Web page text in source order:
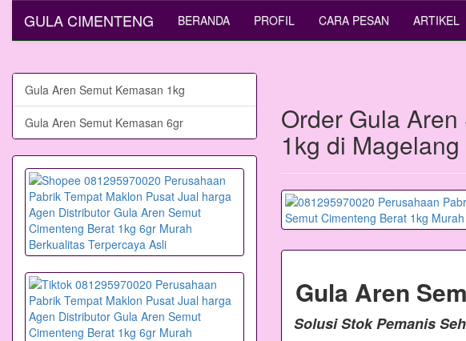
GULA CIMENTENG BERANDA PROFIL CARA PESAN ARTIKEL
Order Gula
1kg di
Gula Aren
Solusi Stok Pemanis
Gula Aren Semut Kemasan 1kg
Gula Aren Semut Kemasan 6gr